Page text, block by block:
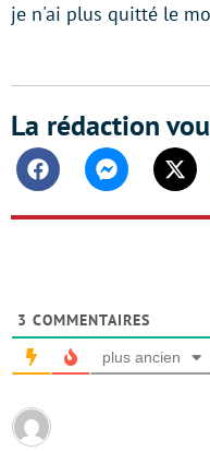
je n'ai plus quitté le
La rédaction
FacebookMessenger
3 COMMENTAIRES
plus ancien